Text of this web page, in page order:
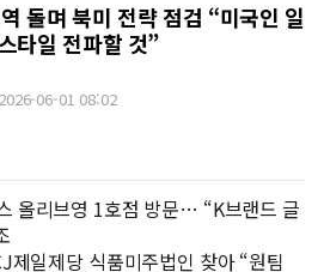
돌며 북미 전략 점검 “미국인 일
타일 전파할 것”
06-01 08:02
올리브영 1호점 방문… “K브랜드 글
일제당 식품미주법인 찾아 “원팀